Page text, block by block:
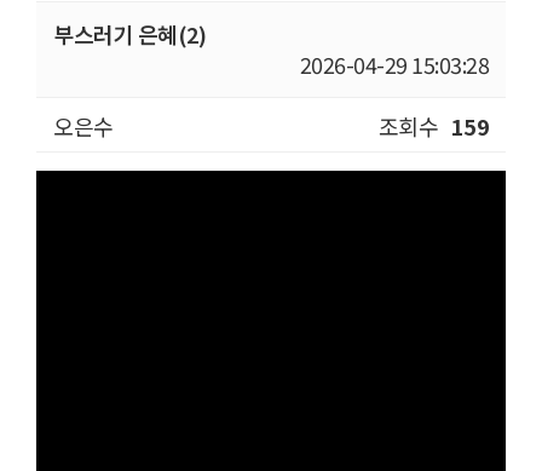
부스러기 은혜(2)
2026-04-29 15:03:28
오은수
조회수 159